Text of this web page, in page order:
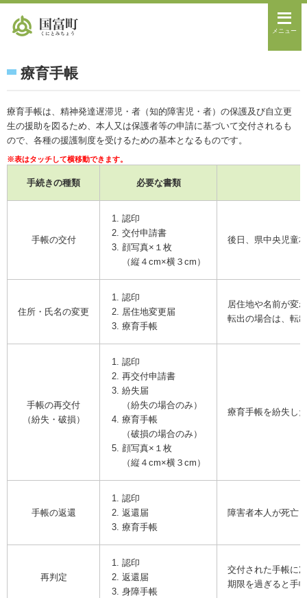
メニュー
療育手帳
療育手帳は、精神発達遅滞児・者（知的障害児・者）の保護及び自立更
生の援助を図るため、本人又は保護者等の申請に基づいて交付されるも
ので、各種の援護制度を受けるための基本となるものです。
手続きの種類 必要な書類
手帳の交付
認印
交付申請書
顔写真×１枚
（縦４cm×横３cm）
後日、県中央児童
住所・氏名の変更
認印
居住地変更届
療育手帳
居住地や名前が変
転出の場合は、転
手帳の再交付
（紛失・破損）
認印
再交付申請書
紛失届
（紛失の場合のみ）
療育手帳
（破損の場合のみ）
顔写真×１枚
（縦４cm×横３cm）
療育手帳を紛失し
手帳の返還
認印
返還届
療育手帳
障害者本人が死亡
再判定
認印
返還届
身障手帳
交付された手帳に
期限を過ぎると手